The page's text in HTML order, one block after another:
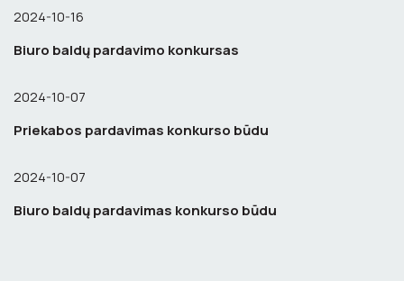
2024-10-16
Biuro baldų pardavimo konkursas
2024-10-07
Priekabos pardavimas konkurso būdu
2024-10-07
Biuro baldų pardavimas konkurso būdu